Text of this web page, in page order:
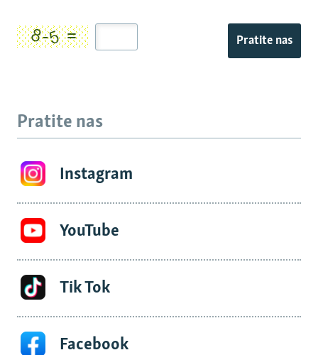
Pratite nas
Pratite nas
Instagram
YouTube
Tik Tok
Facebook